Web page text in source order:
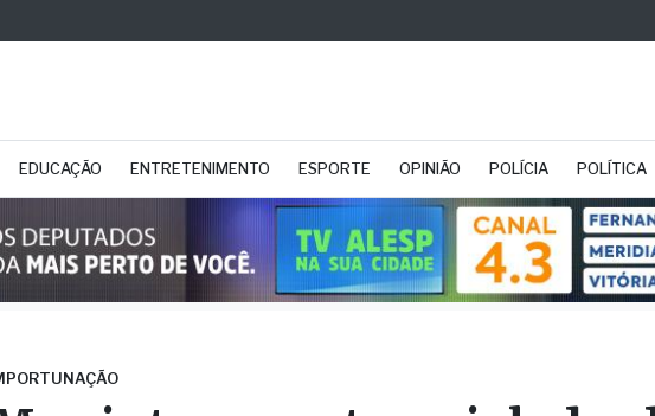
EDUCAÇÃO ENTRETENIMENTO ESPORTE OPINIÃO POLÍCIA POLÍTICA